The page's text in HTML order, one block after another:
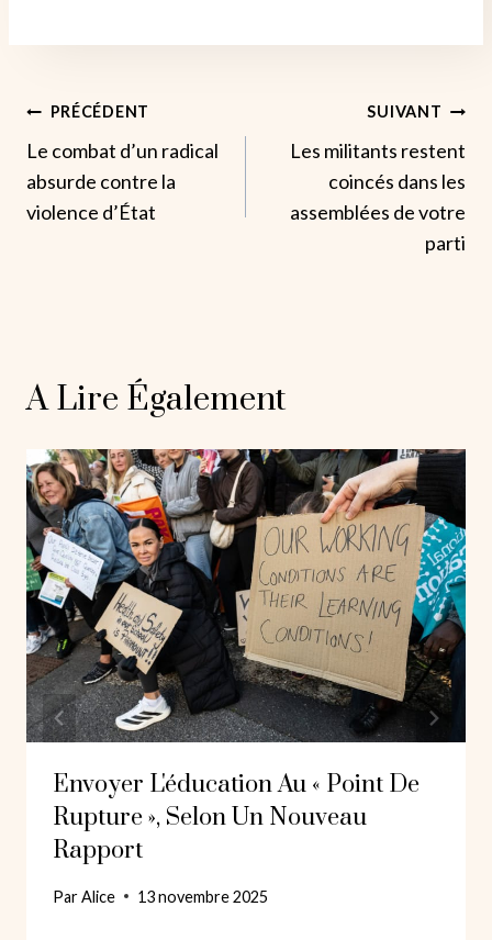
Navigation
De
L’article
PRÉCÉDENT
Le combat d’un radical
absurde contre la
violence d’État
SUIVANT
Les militants restent
coincés dans les
assemblées de votre
parti
A Lire Également
Envoyer L'éducation Au « Point De
Rupture », Selon Un Nouveau
Rapport
ParAlice 13 novembre 2025